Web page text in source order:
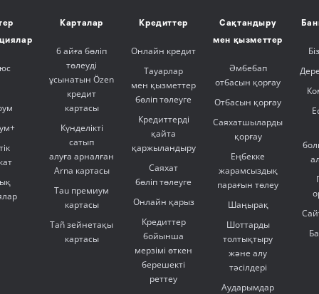
Карталар
6 айға бөліп
төлеуді
ұсынатын Özen
кредит
картасы
Күнделікті
сатып
алуға арналған
Arna картасы
Tau премиум
картасы
Tañ зейнетақы
картасы
Кредиттер
Онлайн кредит
Тауарлар
мен қызметтер
бөліп төлеуге
Кредиттерді
қайта
қаржыландыру
Саяхат
бөліп төлеуге
Онлайн қарыз
Кредиттер
бойынша
мерзімі өткен
берешекті
реттеу
Сақтандыру
мен қызметтер
Әмбебап
отбасын қорғау
Отбасын қорғау
Саяхатшыларды
қорғау
Еңбекке
жарамсыздық
парағын төлеу
Шаңырақ
Шоттарды
толтықтыру
және алу
тәсілдері
Аударымдар